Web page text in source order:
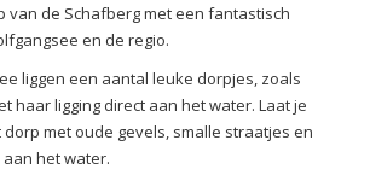
van de Schafberg met een fantastisch
en de regio.
liggen een aantal leuke dorpjes, zoals
haar ligging direct aan het water. Laat je
met oude gevels, smalle straatjes en
het water.